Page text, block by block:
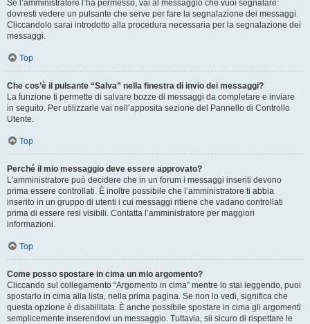
Se l’amministratore l’ha permesso, vai al messaggio che vuoi segnalare:
dovresti vedere un pulsante che serve per fare la segnalazione dei messaggi.
Cliccandolo sarai introdotto alla procedura necessaria per la segnalazione dei
messaggi.
Top
Che cos’è il pulsante “Salva” nella finestra di invio dei messaggi?
La funzione ti permette di salvare bozze di messaggi da completare e inviare
in seguito. Per utilizzarle vai nell’apposita sezione del Pannello di Controllo
Utente.
Top
Perché il mio messaggio deve essere approvato?
L’amministratore può decidere che in un forum i messaggi inseriti devono
prima essere controllati. È inoltre possibile che l’amministratore ti abbia
inserito in un gruppo di utenti i cui messaggi ritiene che vadano controllati
prima di essere resi visibili. Contatta l’amministratore per maggiori
informazioni.
Top
Come posso spostare in cima un mio argomento?
Cliccando sul collegamento “Argomento in cima” mentre lo stai leggendo, puoi
spostarlo in cima alla lista, nella prima pagina. Se non lo vedi, significa che
questa opzione è disabilitata. È anche possibile spostare in cima gli argomenti
semplicemente inserendovi un messaggio. Tuttavia, sii sicuro di rispettare le